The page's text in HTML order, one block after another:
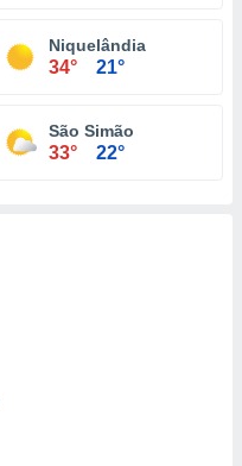
Niquelândia
34° 21°
São Simão
33° 22°